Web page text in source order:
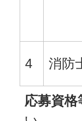
4 消防
応募資